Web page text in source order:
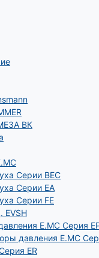
ВК
Серии BEC
Серии EA
Серии FE
EVSH
E.MC Серия
давления E.MC
ER